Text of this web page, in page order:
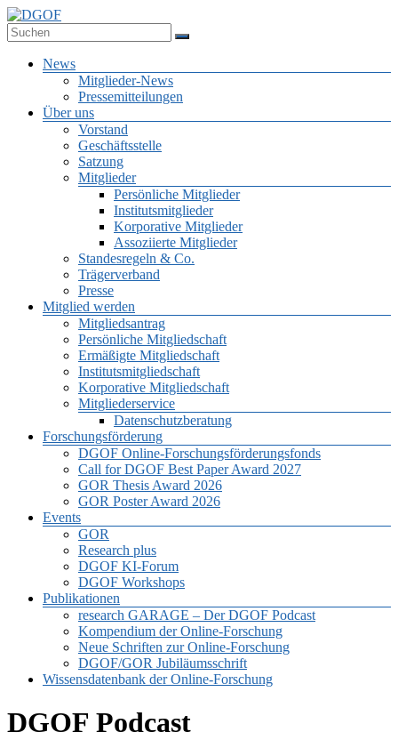
Zum
Inhalt
springen
Deutsche Gesellschaft für Online-Forschung e.V.
Menü
News
Mitglieder-News
Pressemitteilungen
Über uns
Vorstand
Geschäftsstelle
Satzung
Mitglieder
Persönliche Mitglieder
Institutsmitglieder
Korporative Mitglieder
Assoziierte Mitglieder
Standesregeln & Co.
Trägerverband
Presse
Mitglied werden
Mitgliedsantrag
Persönliche Mitgliedschaft
Ermäßigte Mitgliedschaft
Institutsmitgliedschaft
Korporative Mitgliedschaft
Mitgliederservice
Datenschutzberatung
Forschungsförderung
DGOF Online-Forschungsförderungsfonds
Call for DGOF Best Paper Award 2027
GOR Thesis Award 2026
GOR Poster Award 2026
Events
GOR
Research plus
DGOF KI-Forum
DGOF Workshops
Publikationen
research GARAGE – Der DGOF Podcast
Kompendium der Online-Forschung
Neue Schriften zur Online-Forschung
DGOF/GOR Jubiläumsschrift
Wissensdatenbank der Online-Forschung
DGOF Podcast